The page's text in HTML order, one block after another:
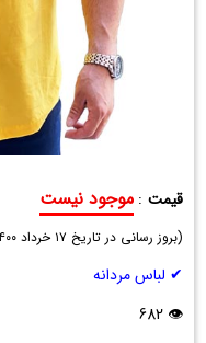
قیمت
تیشرت
مردانه
California
زرد
: موجود نیست
(بروز رسانی در تاریخ ۱۷ خرداد ۱۴۰۰
✔ لباس مردانه
👁 682